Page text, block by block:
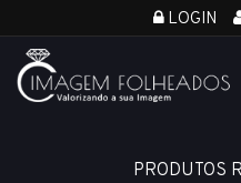
LOGIN
PRODUTOS